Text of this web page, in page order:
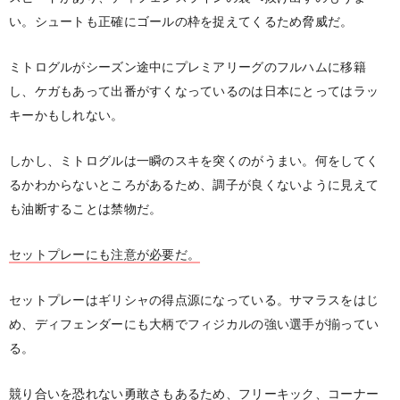
い。シュートも正確にゴールの枠を捉えてくるため脅威だ。
ミトログルがシーズン途中にプレミアリーグのフルハムに移籍
し、ケガもあって出番がすくなっているのは日本にとってはラッ
キーかもしれない。
しかし、ミトログルは一瞬のスキを突くのがうまい。何をしてく
るかわからないところがあるため、調子が良くないように見えて
も油断することは禁物だ。
セットプレーにも注意が必要だ。
セットプレーはギリシャの得点源になっている。サマラスをはじ
め、ディフェンダーにも大柄でフィジカルの強い選手が揃ってい
る。
競り合いを恐れない勇敢さもあるため、フリーキック、コーナー